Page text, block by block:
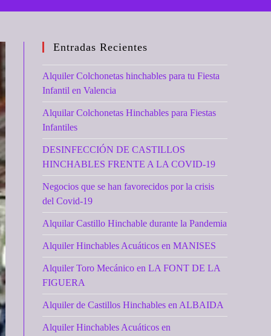
Entradas Recientes
Alquiler Colchonetas hinchables para tu Fiesta
Infantil en Valencia
Alquilar Colchonetas Hinchables para Fiestas
Infantiles
DESINFECCIÓN DE CASTILLOS
HINCHABLES FRENTE A LA COVID-19
Negocios que se han favorecidos por la crisis
del Covid-19
Alquilar Castillo Hinchable durante la Pandemia
Alquiler Hinchables Acuáticos en MANISES
Alquiler Toro Mecánico en LA FONT DE LA
FIGUERA
Alquiler de Castillos Hinchables en ALBAIDA
Alquiler Hinchables Acuáticos en